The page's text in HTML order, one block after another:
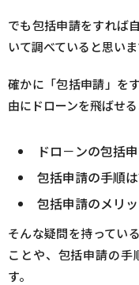
でも包括申請をすれば
いて調べていると思いま
確かに「包括申請」を
由にドローンを飛ばせる
ドロ－ンの包括
包括申請の手順
包括申請のメリ
そんな疑問を持ってい
ことや、包括申請の
す。